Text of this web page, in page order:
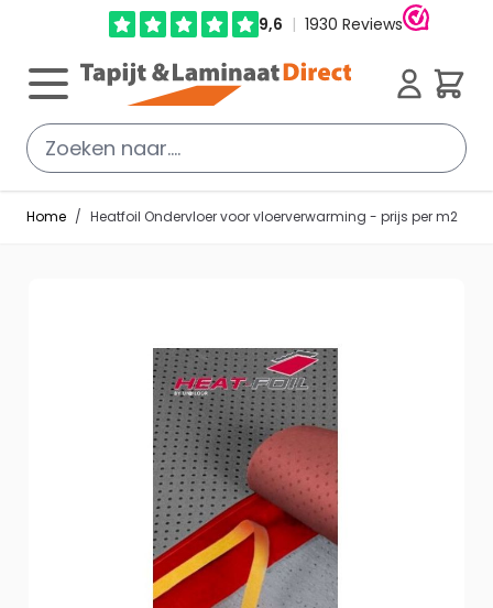
Ga direct door naar de inhoud
Cart
Home / Heatfoil Ondervloer voor vloerverwarming - prijs per m2